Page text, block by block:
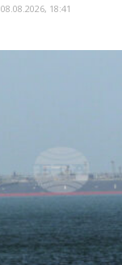
08.08.2026, 18:41